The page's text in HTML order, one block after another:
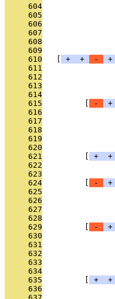
     604
     605
     606
     607
     608
     609
     610
+ + - +
     611
     612
     613
     614
     615
- +
     616
     617
     618
     619
     620
     621
+ +
     622
     623
     624
- +
     625
     626
     627
     628
     629
- +
     630
     631
     632
     633
     634
     635
+ +
     636